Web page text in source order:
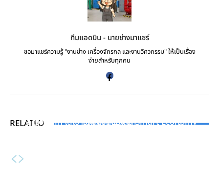
ทีมแอดมิน - นายช่างมาแชร์
ขอมาแชร์ความรู้ "งานช่าง เครื่องจักรกล และงานวิศวกรรม" ให้เป็นเรื่อง
ง่ายสำหรับทุกคน
RELATED โลกอุตสาหกรรม
Factorium ได้เข้าร่วมออกบูธงาน Smart Economy
งาน CM (Corrective Maintenance) – ภัยร้ายในระบบ